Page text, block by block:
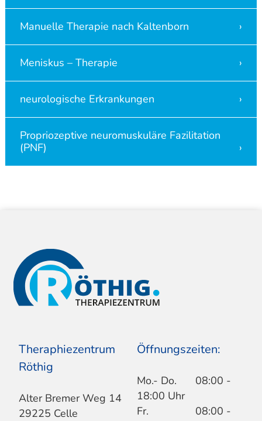
Manuelle Therapie nach Kaltenborn
Meniskus – Therapie
neurologische Erkrankungen
Propriozeptive neuromuskuläre Fazilitation
(PNF)
Theraphiezentrum
Röthig
Alter Bremer Weg 14
29225 Celle
Öffnungszeiten:
Mo.- Do.
08:00 -
18:00 Uhr
Fr.
08:00 -